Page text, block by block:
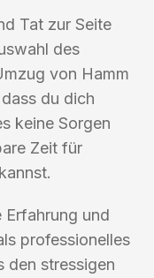
Tat zur Seite
des
von Hamm
du dich
keine Sorgen
Zeit für
Erfahrung und
professionelles
den stressigen